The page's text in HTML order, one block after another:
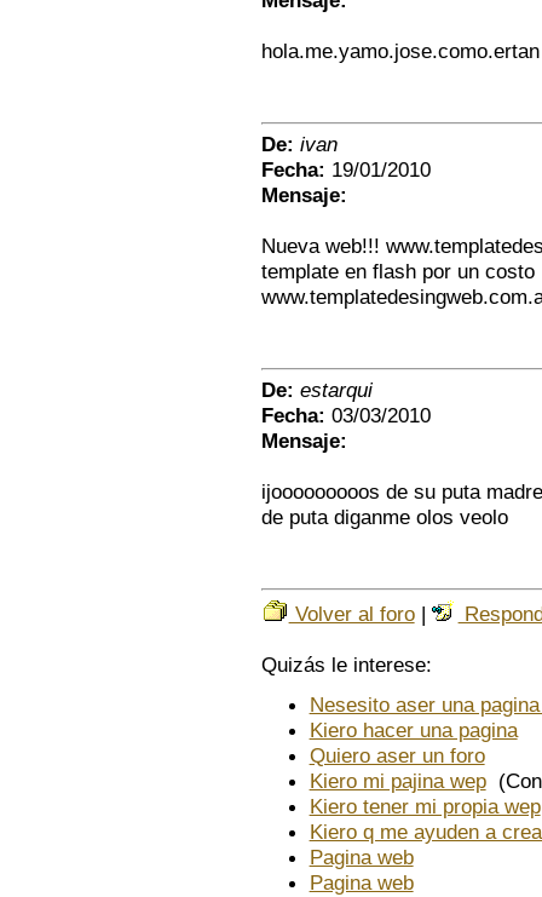
hola.me.yamo.jose.como.ertan
De: ivan
Fecha: 19/01/2010
Mensaje:
Nueva web!!!
template en flash por un
De: estarqui
Fecha: 03/03/2010
Mensaje:
ijooooooooos de su puta
de puta diganme olos veolo
Volver al foro|
Quizás le interese:
Nesesito aser una
Kiero hacer una pagina
Quiero aser un foro
Kiero mi pajina wep(Con
Kiero tener mi propia wep
Kiero q me ayuden a
Pagina web
Pagina web